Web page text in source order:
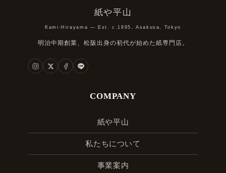
紙や平山
Kami-Hirayama — Est. c.1895, Asakusa, Tokyo
明治中期創業、松阪出身の初代が始めた紙専門店。
COMPANY
紙や平山
私たちについて
事業案内